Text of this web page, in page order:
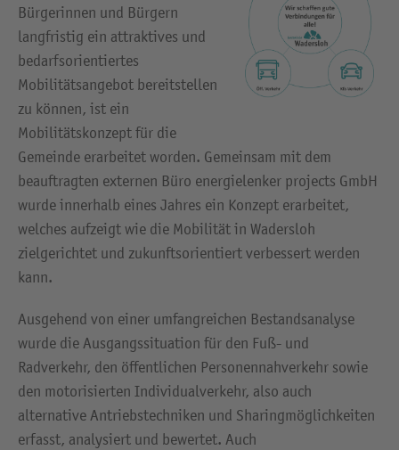
Bürgerinnen und Bürgern
langfristig ein attraktives und
bedarfsorientiertes
Mobilitätsangebot bereitstellen
zu können, ist ein
Mobilitätskonzept für die
Gemeinde erarbeitet worden. Gemeinsam mit dem
beauftragten externen Büro energielenker projects GmbH
wurde innerhalb eines Jahres ein Konzept erarbeitet,
welches aufzeigt wie die Mobilität in Wadersloh
zielgerichtet und zukunftsorientiert verbessert werden
kann.
Ausgehend von einer umfangreichen Bestandsanalyse
wurde die Ausgangssituation für den Fuß- und
Radverkehr, den öffentlichen Personennahverkehr sowie
den motorisierten Individualverkehr, also auch
alternative Antriebstechniken und Sharingmöglichkeiten
erfasst, analysiert und bewertet. Auch